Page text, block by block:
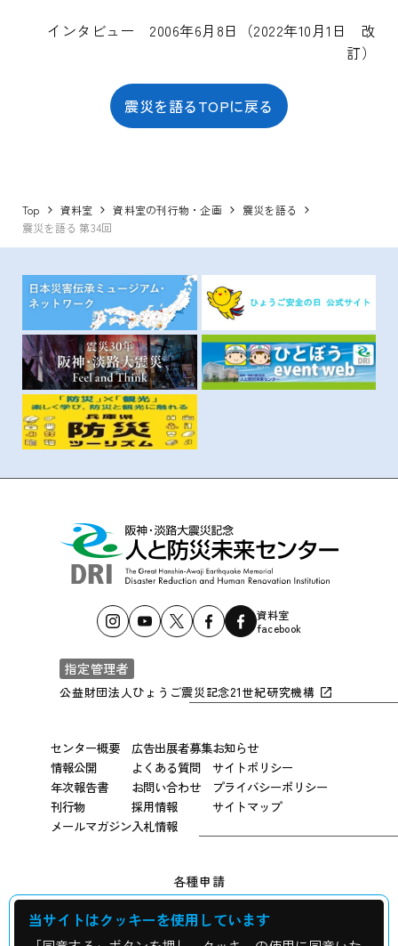
インタビュー 2006年6月8日（2022年10月1日 改
訂）
震災を語るTOPに戻る
Top 資料室 資料室の刊行物・企画
震災を語る
震災を語る 第34回
資料室
facebook
指定管理者
公益財団法人ひょうご震災記念21世紀研究機構
センター概要
情報公開
年次報告書
刊行物
メールマガジン
広告出展者募集
よくある質問
お問い合わせ
採用情報
入札情報
お知らせ
サイトポリシー
プライバシーポリシー
サイトマップ
各種申請
広報用写真申し込み
当サイトはクッキーを使用しています